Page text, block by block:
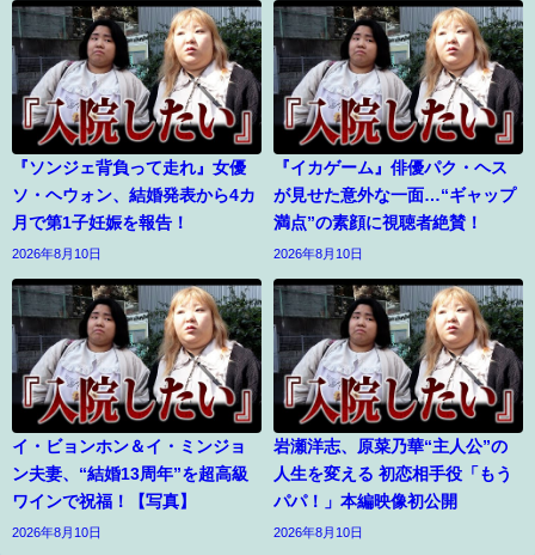
『ソンジェ背負って走れ』女優
ソ・ヘウォン、結婚発表から4カ
月で第1子妊娠を報告！
2026年8月10日
『イカゲーム』俳優パク・ヘス
が見せた意外な一面…“ギャップ
満点”の素顔に視聴者絶賛！
2026年8月10日
イ・ビョンホン＆イ・ミンジョ
ン夫妻、“結婚13周年”を超高級
ワインで祝福！【写真】
2026年8月10日
岩瀬洋志、原菜乃華“主人公”の
人生を変える 初恋相手役「もう
パパ！」本編映像初公開
2026年8月10日